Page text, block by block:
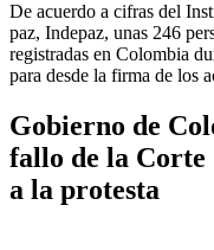
De acuerdo a cifras del
paz, Indepaz, unas 246
registradas en Colombia
para desde la firma de los
Gobierno de
fallo de la Corte
a la protesta